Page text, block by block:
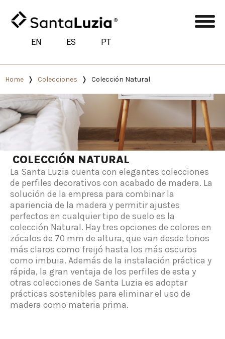
EN ES PT
Home Colecciones Colección Natural
COLECCIÓN NATURAL
La Santa Luzia cuenta con elegantes colecciones
de perfiles decorativos con acabado de madera. La
solución de la empresa para combinar la
apariencia de la madera y permitir ajustes
perfectos en cualquier tipo de suelo es la
colección Natural. Hay tres opciones de colores en
zócalos de 70 mm de altura, que van desde tonos
más claros como freijó hasta los más oscuros
como imbuia. Además de la instalación práctica y
rápida, la gran ventaja de los perfiles de esta y
otras colecciones de Santa Luzia es adoptar
prácticas sostenibles para eliminar el uso de
madera como materia prima.